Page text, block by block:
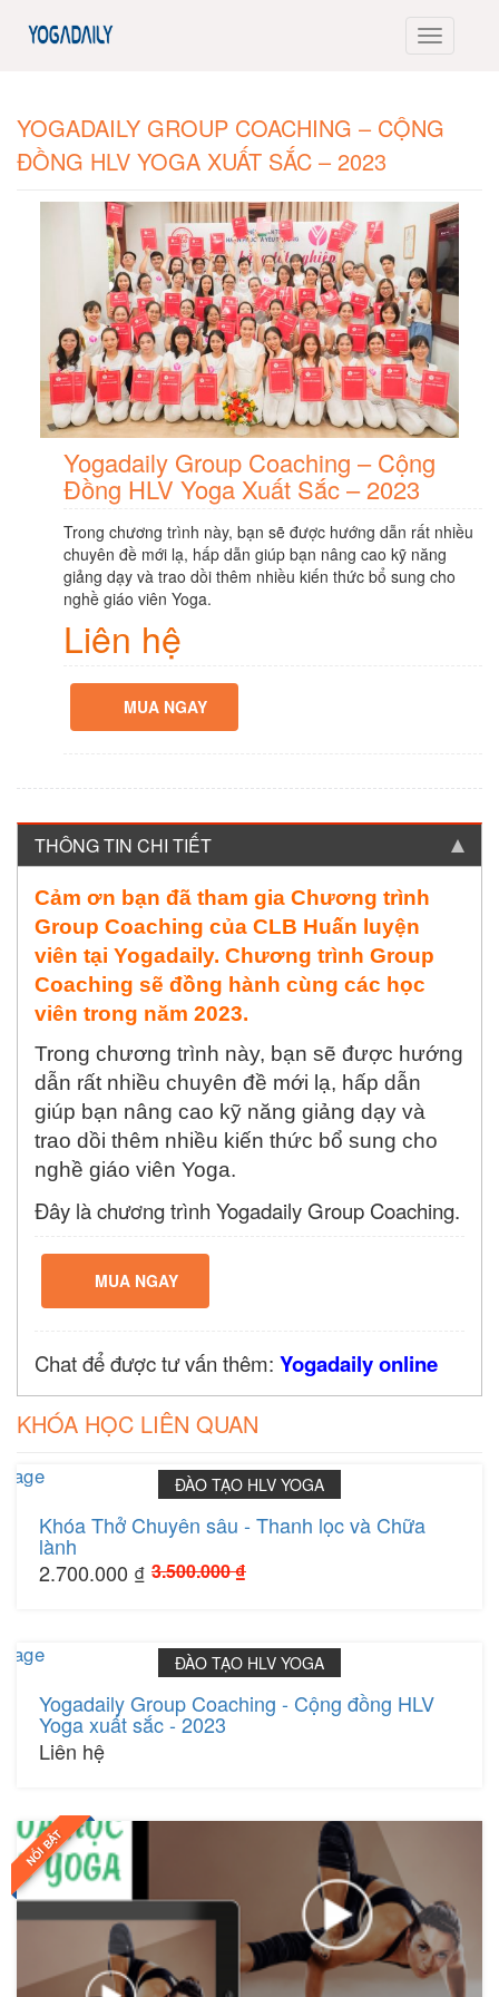
YOGADAILY GROUP COACHING – CỘNG
ĐỒNG HLV YOGA XUẤT SẮC – 2023
Yogadaily Group Coaching – Cộng
Đồng HLV Yoga Xuất Sắc – 2023
Trong chương trình này, bạn sẽ được hướng dẫn rất nhiều
chuyên đề mới lạ, hấp dẫn giúp bạn nâng cao kỹ năng
giảng dạy và trao dồi thêm nhiều kiến thức bổ sung cho
nghề giáo viên Yoga.
Liên hệ
MUA NGAY
THÔNG TIN CHI TIẾT
Cảm ơn bạn đã tham gia Chương trình
Group Coaching của CLB Huấn luyện
viên tại Yogadaily. Chương trình Group
Coaching sẽ đồng hành cùng các học
viên trong năm 2023.
Trong chương trình này, bạn sẽ được hướng
dẫn rất nhiều chuyên đề mới lạ, hấp dẫn
giúp bạn nâng cao kỹ năng giảng dạy và
trao dồi thêm nhiều kiến thức bổ sung cho
nghề giáo viên Yoga.
Đây là chương trình Yogadaily Group Coaching.
MUA NGAY
Chat để được tư vấn thêm: Yogadaily online
KHÓA HỌC LIÊN QUAN
ĐÀO TẠO HLV YOGA
Khóa Thở Chuyên sâu - Thanh lọc và Chữa
lành
2.700.000 ₫ 3.500.000 ₫
ĐÀO TẠO HLV YOGA
Yogadaily Group Coaching - Cộng đồng HLV
Yoga xuất sắc - 2023
Liên hệ
NỔI BẬT